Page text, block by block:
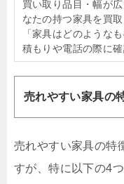
買い取り品目・幅が
なたの持つ家具を買
「家具はどのような
積もりや電話の際に確
売れやすい家具の
売れやすい家具の特
すが、特に以下の4